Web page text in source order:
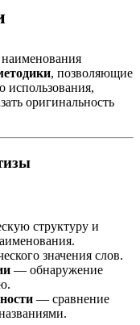
, позволяющие
использования,
оригинальность
структуру и
значения слов.
— обнаружение
— сравнение